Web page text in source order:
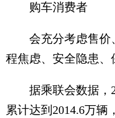
购车消费者
会充分考虑售价
程焦虑、安全隐患、
据乘联会数据，
累计达到2014.6万辆